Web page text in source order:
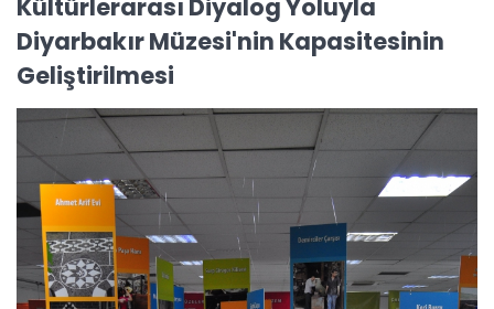
Kültürlerarası Diyalog Yoluyla
Diyarbakır Müzesi'nin Kapasitesinin
Geliştirilmesi